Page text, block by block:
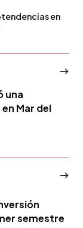
en
una
Mar del
semestre